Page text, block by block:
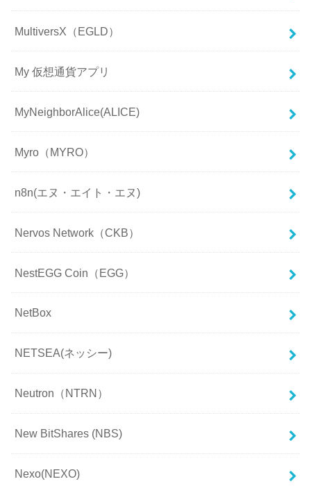
MultiversX（EGLD）
My 仮想通貨アプリ
MyNeighborAlice(ALICE)
Myro（MYRO）
n8n(エヌ・エイト・エヌ)
Nervos Network（CKB）
NestEGG Coin（EGG）
NetBox
NETSEA(ネッシー)
Neutron（NTRN）
New BitShares (NBS)
Nexo(NEXO)